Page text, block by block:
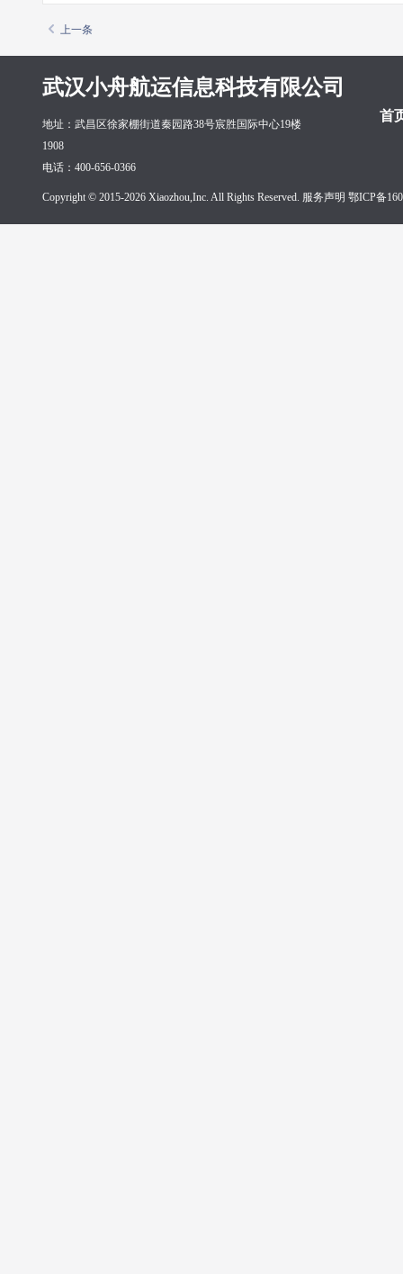
上一条
武汉小舟航运信息科技有限公司
首
地址：武昌区徐家棚街道秦园路38号宸胜国际中心19楼
1908
电话：400-656-0366
Copyright © 2015-2026 Xiaozhou,Inc. All Rights Reserved. 服务声明 鄂ICP备